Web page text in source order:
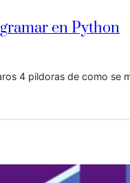
en Python
4 pildoras de como